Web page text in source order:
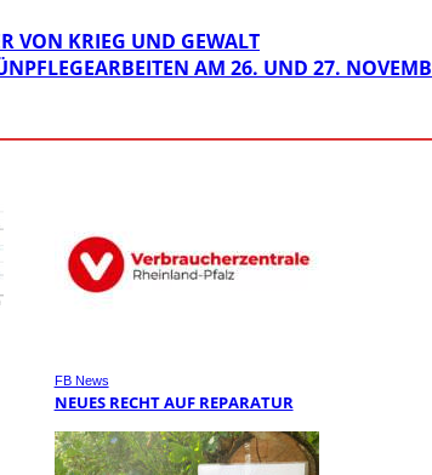
VON KRIEG UND GEWALT
AM 26. UND 27. NOVEMBER
FB News
NEUES RECHT AUF REPARATUR